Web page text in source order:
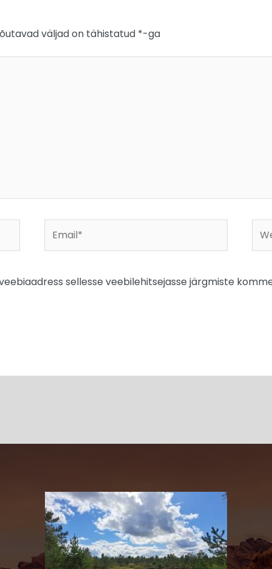
väljad on tähistatud *-ga
sellesse veebilehitsejasse järgmiste